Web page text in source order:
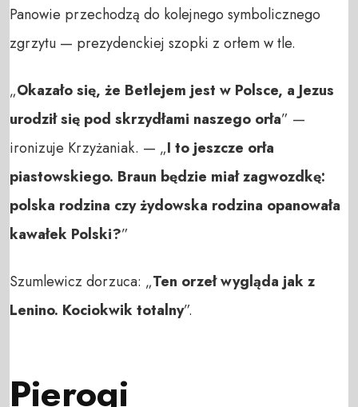
Panowie przechodzą do kolejnego symbolicznego
zgrzytu — prezydenckiej szopki z orłem w tle.
„Okazało się, że Betlejem jest w Polsce, a Jezus
urodził się pod skrzydłami naszego orła” —
ironizuje Krzyżaniak. — „I to jeszcze orła
piastowskiego. Braun będzie miał zagwozdkę:
polska rodzina czy żydowska rodzina opanowała
kawałek Polski?”
Szumlewicz dorzuca: „Ten orzeł wygląda jak z
Lenino. Kociokwik totalny”.
Pierogi